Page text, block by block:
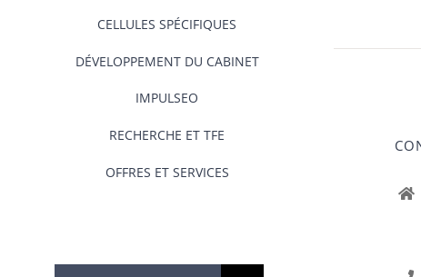
CELLULES SPÉCIFIQUES
DÉVELOPPEMENT DU CABINET
IMPULSEO
RECHERCHE ET TFE
OFFRES ET SERVICES